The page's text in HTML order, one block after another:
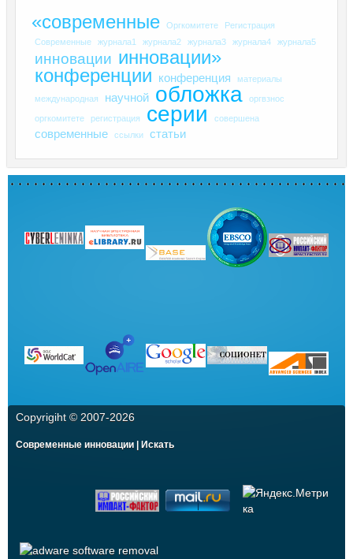
«современные Оргкомитете
Регистрация
Современные
журнала1 журнала2 журнала3 журнала4 журнала5
инновации инновации»
конференции
конференция материалы
международная научной обложка оргвзнос
оргкомитете регистрация серии совершена
современные ссылки статьи
Copyrigiht © 2007-2026
Современные инновации | Искать